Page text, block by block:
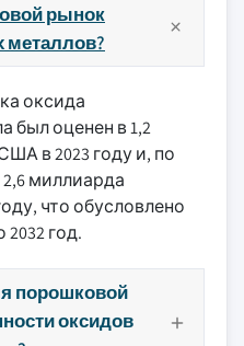
рынок
металлов?
оксида
был оценен в 1,2
в 2023 году и, по
миллиарда
что обусловлено
2032 год.
порошковой
оксидов